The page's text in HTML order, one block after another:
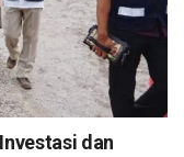
dan